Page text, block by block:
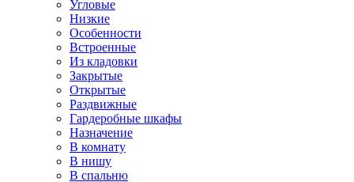
Угловые
Низкие
Особенности
Встроенные
Из кладовки
Закрытые
Открытые
Раздвижные
Гардеробные шкафы
Назначение
В комнату
В нишу
В спальню